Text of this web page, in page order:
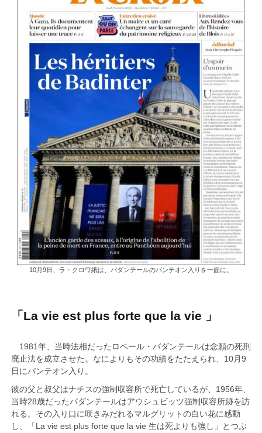
10月9日、ラ・クロワ紙は、バダンテールのパンテオン入りを一面に。
「La vie est plus forte que la vie 」
1981年、当時法相だったロベール・バダンテールは念願の死刑
廃止法を成立させた。なによりもその功績をたたえられ、10月9
日にパンテオン入り。
彼の父と叔父はナチスの強制収容所で死亡しているが、1956年、
当時28歳だったバダンテールはアウシュビッツ強制収容所跡を訪
れる。その入り口に咲きみだれるマルグリットの白い花に感動
し、「La vie est plus forte que la vie 生は死よりも強し」とつぶ